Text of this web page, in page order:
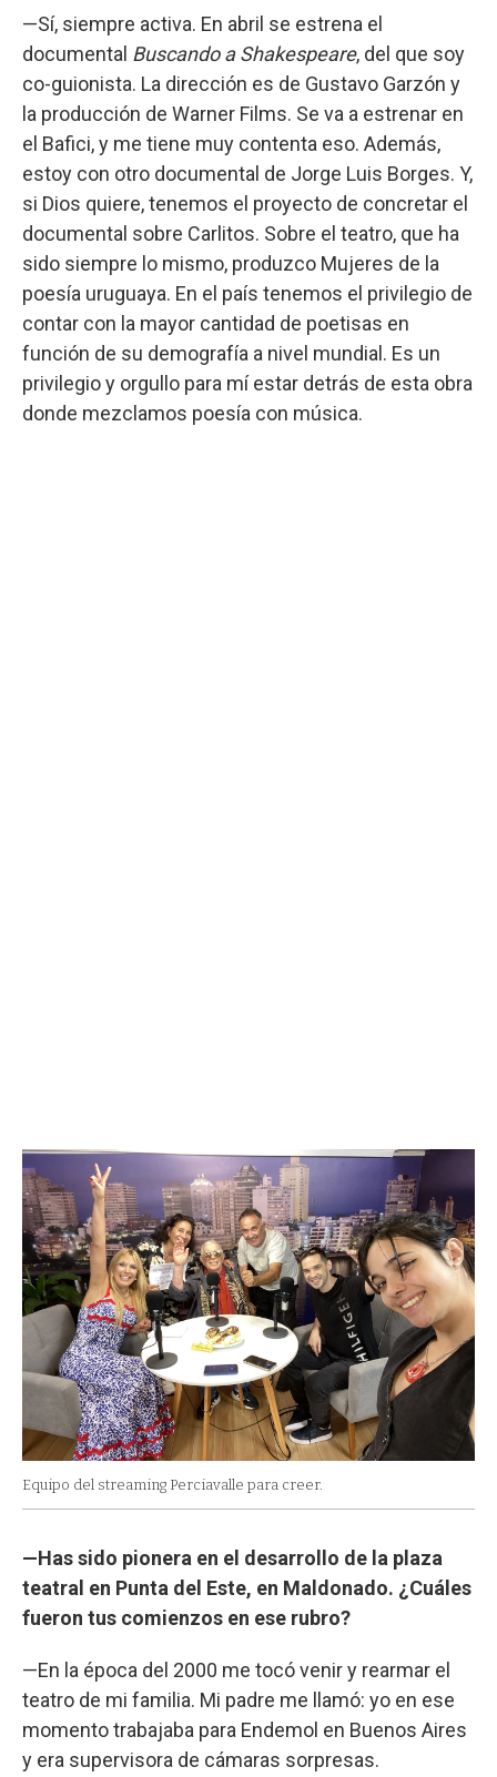
—Sí, siempre activa. En abril se estrena el
documental Buscando a Shakespeare, del que soy
co-guionista. La dirección es de Gustavo Garzón y
la producción de Warner Films. Se va a estrenar en
el Bafici, y me tiene muy contenta eso. Además,
estoy con otro documental de Jorge Luis Borges. Y,
si Dios quiere, tenemos el proyecto de concretar el
documental sobre Carlitos. Sobre el teatro, que ha
sido siempre lo mismo, produzco Mujeres de la
poesía uruguaya. En el país tenemos el privilegio de
contar con la mayor cantidad de poetisas en
función de su demografía a nivel mundial. Es un
privilegio y orgullo para mí estar detrás de esta obra
donde mezclamos poesía con música.
Equipo del streaming Perciavalle para creer.
—Has sido pionera en el desarrollo de la plaza
teatral en Punta del Este, en Maldonado. ¿Cuáles
fueron tus comienzos en ese rubro?
—En la época del 2000 me tocó venir y rearmar el
teatro de mi familia. Mi padre me llamó: yo en ese
momento trabajaba para Endemol en Buenos Aires
y era supervisora de cámaras sorpresas.